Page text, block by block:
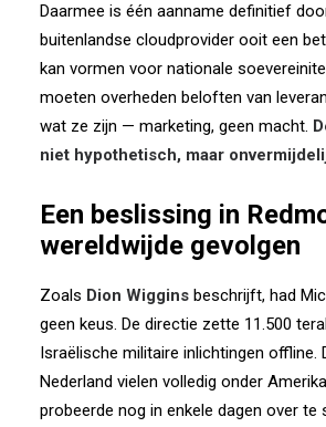
Daarmee is één aanname definitief
buitenlandse cloudprovider ooit een
kan vormen voor nationale
moeten overheden beloften van
wat ze zijn — marketing, geen macht.
niet hypothetisch, maar
Een beslissing in
wereldwijde gevolgen
Zoals Dion Wiggins beschrijft, had
geen keus. De directie zette 11.500
Israëlische militaire inlichtingen offline.
Nederland vielen volledig onder
probeerde nog in enkele dagen over te